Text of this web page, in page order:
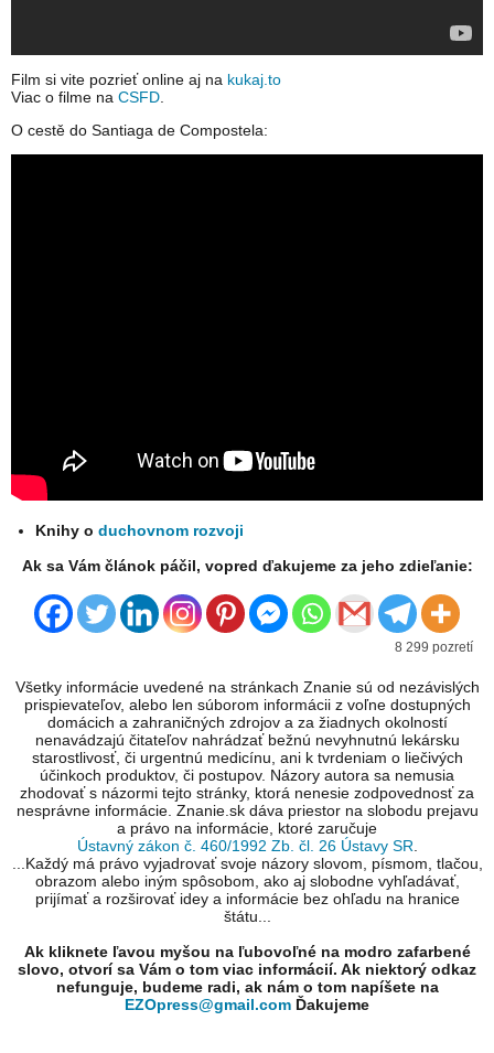
Film si vite pozrieť online aj na kukaj.to
Viac o filme na CSFD
O cestě do Santiaga de Compostela:
Knihy oduchovnom rozvoji
Ak sa Vám článok páčil, vopred ďakujeme za jeho zdieľanie:
8 299 pozretí
Všetky informácie uvedené na stránkach Znanie sú od nezávislých
prispievateľov, alebo len súborom informácii z voľne dostupných
domácich a zahraničných zdrojov a za žiadnych okolností
nenavádzajú čitateľov nahrádzať bežnú nevyhnutnú lekársku
starostlivosť, či urgentnú medicínu, ani k tvrdeniam o liečivých
účinkoch produktov, či postupov. Názory autora sa nemusia
zhodovať s názormi tejto stránky, ktorá nenesie zodpovednosť za
nesprávne informácie. Znanie.sk dáva priestor na slobodu prejavu
a právo na informácie, ktoré zaručuje
Ústavný zákon č. 460/1992 Zb. čl. 26 Ústavy SR
...Každý má právo vyjadrovať svoje názory slovom, písmom, tlačou,
obrazom alebo iným spôsobom, ako aj slobodne vyhľadávať,
prijímať a rozširovať idey a informácie bez ohľadu na hranice
štátu...
Ak kliknete ľavou myšou na ľubovoľné na modro zafarbené
slovo, otvorí sa Vám o tom viac informácií. Ak niektorý odkaz
nefunguje, budeme radi, ak nám o tom napíšete na
EZOpress@gmail.com Ďakujeme